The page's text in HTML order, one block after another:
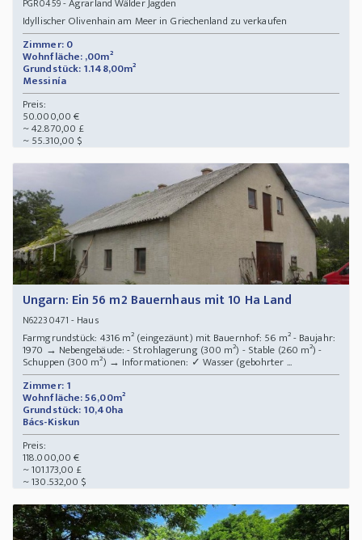
PGR0459- Agrarland Wälder Jagden
Idyllischer Olivenhain am Meer in Griechenland zu verkaufen
Zimmer: 0
Wohnfläche: ,00m²
Grundstück: 1.148,00m²
Messinía
Preis:
50.000,00 €
~ 42.870,00 £
~ 55.310,00 $
Ungarn: Ein 56 m2 Bauernhaus mit 10 Ha Land
N62230471 - Haus
Farmgrundstück: 4316 m² (eingezäunt) mit Bauernhof: 56 m² - Baujahr:
1970 → Nebengebäude: - Strohlagerung (300 m²) - Stable (260 m²) -
Schuppen (300 m²) → Informationen: ✓ Wasser (gebohrter ...
Zimmer: 1
Wohnfläche: 56,00m²
Grundstück: 10,40ha
Bács-Kiskun
Preis:
118.000,00 €
~ 101.173,00 £
~ 130.532,00 $